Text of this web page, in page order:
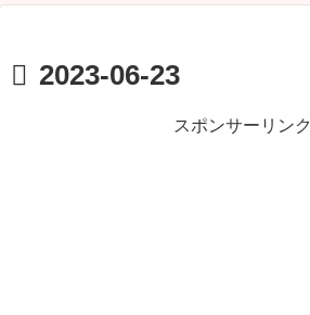
2023-06-23
スポンサーリンク